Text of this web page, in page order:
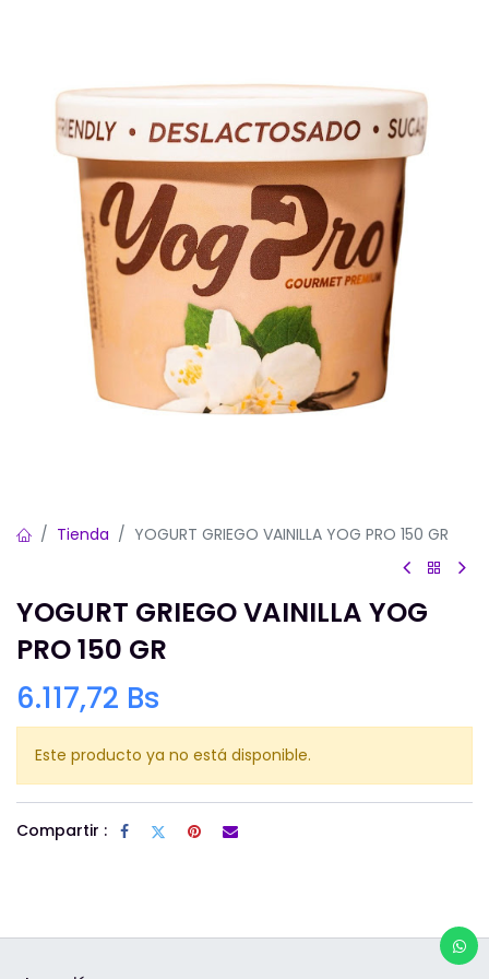
Tienda YOGURT GRIEGO VAINILLA YOG PRO 150 GR
YOGURT GRIEGO VAINILLA YOG
PRO 150 GR
6.117,72 Bs
Este producto ya no está disponible.
Compartir :